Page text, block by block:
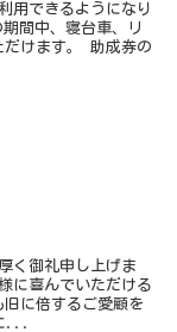
用できるようになり
間中、寝台車、リ
だけます。 助成券の
く御礼申し上げま
に喜んでいただける
に倍するご愛顧を
...